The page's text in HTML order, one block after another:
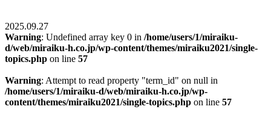
2025.09.27
Warning: Undefined array key 0 in /home/users/1/miraiku-
d/web/miraiku-h.co.jp/wp-content/themes/miraiku2021/single-
topics.php on line 57
Warning: Attempt to read property "term_id" on null in
/home/users/1/miraiku-d/web/miraiku-h.co.jp/wp-
content/themes/miraiku2021/single-topics.php on line 57